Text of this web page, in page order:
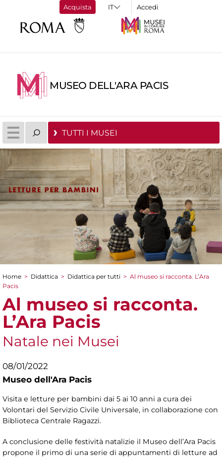
Acquista Accedi
MUSEO DELL'ARA PACIS
TUTTI I MUSEI
Tu sei qui
Home > Didattica > Didattica per tutti > Al museo si racconta. L’Ara
Pacis
Al museo si racconta.
L’Ara Pacis
Natale nei Musei
08/01/2022
Museo dell'Ara Pacis
Visita e letture per bambini dai 5 ai 10 anni a cura dei
Volontari del Servizio Civile Universale, in collaborazione con
Biblioteca Centrale Ragazzi.
A conclusione delle festività natalizie il Museo dell’Ara Pacis
propone il primo di una serie di appuntamenti di letture ad